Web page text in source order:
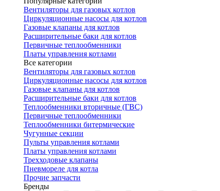
Вентиляторы для газовых котлов
Циркуляционные насосы для котлов
Газовые клапаны для котлов
Расширительные баки для котлов
Первичные теплообменники
Платы управления котлами
Все категории
Вентиляторы для газовых котлов
Циркуляционные насосы для котлов
Газовые клапаны для котлов
Расширительные баки для котлов
Теплообменники вторичные (ГВС)
Первичные теплообменники
Теплообменники битермические
Чугунные секции
Пульты управления котлами
Платы управления котлами
Трехходовые клапаны
Пневмореле для котла
Прочие запчасти
Бренды